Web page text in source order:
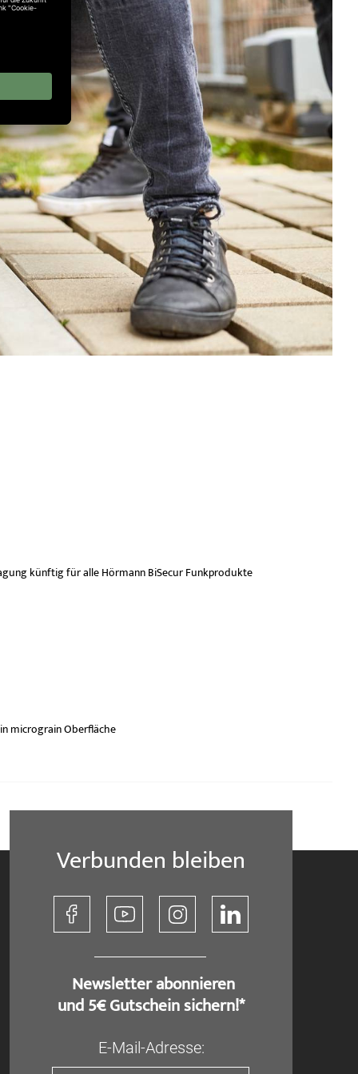
künftig für alle Hörmann BiSecur Funkprodukte
micrograin Oberfläche
Verbunden bleiben
​ Newsletter abonnieren
und 5€ Gutschein sichern!*
E-Mail-Adresse: